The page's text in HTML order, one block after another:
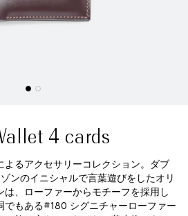
4 cards
よるアクセサリーコレクション。ダブ
ンのイニシャルで言葉遊びをしたオリ
は、ローファーからモチーフを採用し
でもある#180 シグニチャーローファー